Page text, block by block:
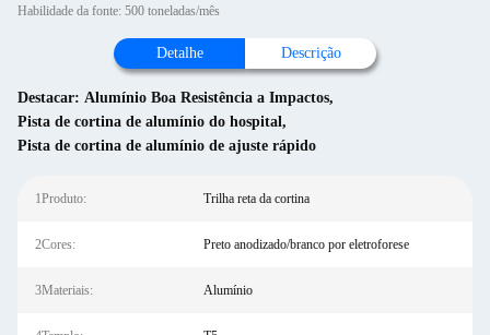
Habilidade da fonte: 500 toneladas/mês
Detalhe Descrição
Destacar: Alumínio Boa Resistência a Impactos,
Pista de cortina de alumínio do hospital,
Pista de cortina de alumínio de ajuste rápido
1Produto: Trilha reta da cortina
2Cores: Preto anodizado/branco por eletroforese
3Materiais: Alumínio